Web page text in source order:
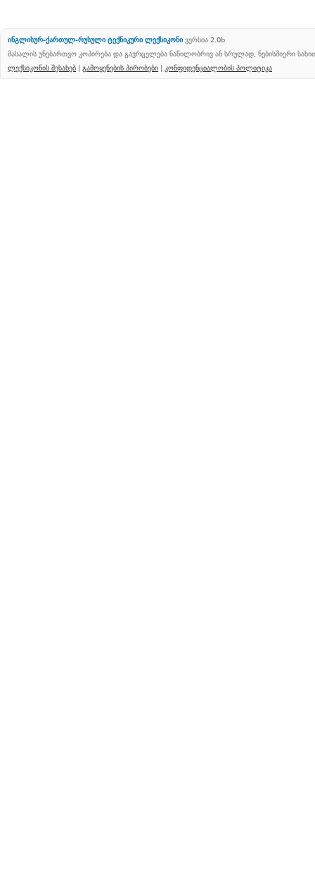
ინგლისურ-ქართულ-რუსული ტექნიკური ლექსიკონი ვერსია 2.0b
მასალის უნებართვო კოპირება და გავრცელება ნაწილობრივ ან სრულად, ნებისმიერი
ლექსიკონის შესახებ | გამოყენების პირობები | კონფიდენციალობის პოლიტიკა